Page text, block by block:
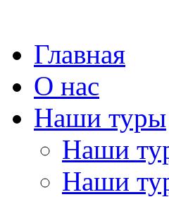
Главная
О нас
Наши туры
Наши
Наши